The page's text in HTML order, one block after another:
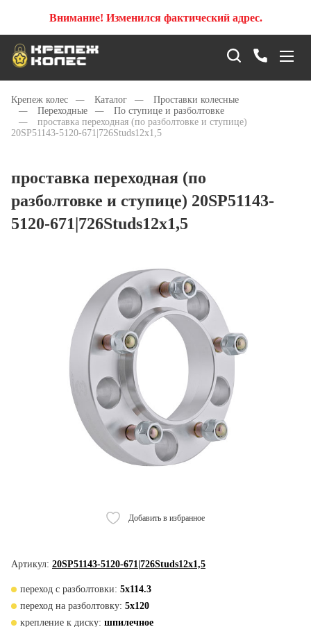
Внимание! Изменился фактический адрес.
Крепеж колес — Каталог —
Проставки колесные
—
Переходные —
По ступице и разболтовке
—
проставка переходная (по разболтовке и ступице)
20SP51143-5120-671|726Studs12x1,5
проставка переходная (по
разболтовке и ступице) 20SP51143-
5120-671|726Studs12x1,5
Добавить в избранное
Артикул: 20SP51143-5120-671|726Studs12x1,5
переход с разболтовки: 5x114.3
переход на разболтовку: 5x120
крепление к диску: шпилечное